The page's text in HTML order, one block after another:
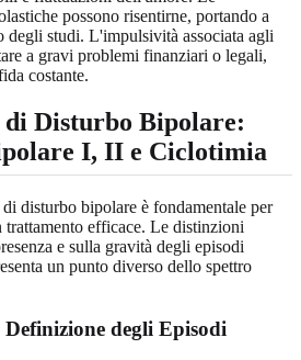
possono risentirne, portando a
degli studi. L'impulsività associata agli
a gravi problemi finanziari o legali,
costante.
Disturbo Bipolare:
I, II e Ciclotimia
disturbo bipolare è fondamentale per
trattamento efficace. Le distinzioni
e sulla gravità degli episodi
un punto diverso dello spettro
degli Episodi